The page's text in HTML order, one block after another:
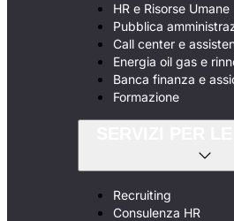
HR e Risorse Umane
Pubblica
Call center e
Energia oil gas e
Banca finanza e
Formazione
Recruiting
Consulenza HR